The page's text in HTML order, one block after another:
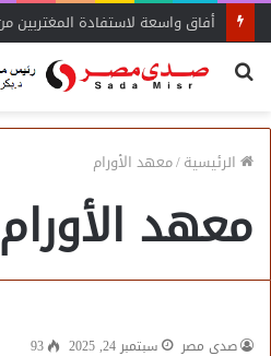
بحث
الرئيسية/معهد الأورام
معهد الأورام
صدى مصر
سبتمبر 24, 2025 93